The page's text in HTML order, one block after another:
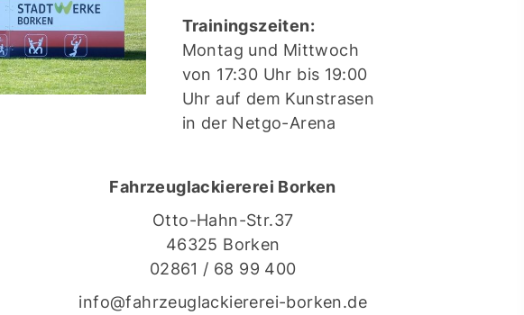
Trainingszeiten:
Montag und Mittwoch
von 17:30 Uhr bis 19:00
Uhr auf dem Kunstrasen
in der Netgo-Arena
Fahrzeuglackiererei Borken
Otto-Hahn-Str.37
46325 Borken
02861 / 68 99 400
info@fahrzeuglackiererei-borken.de